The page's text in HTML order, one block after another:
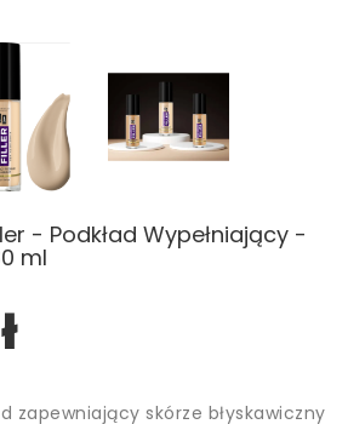
- Podkład Wypełniający -
ml
zapewniający skórze błyskawiczny